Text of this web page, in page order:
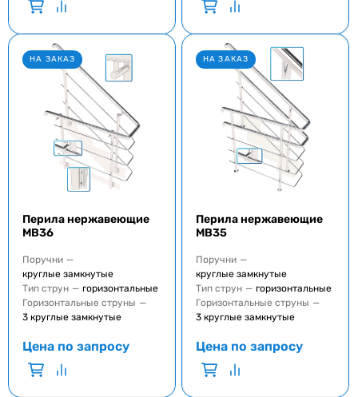
НА ЗАКАЗ
Перила нержавеющие
MB36
Поручни —
круглые замкнутые
Тип струн — горизонтальные
Горизонтальные струны —
3 круглые замкнутые
Цена по запросу
НА ЗАКАЗ
Перила нержавеющие
MB35
Поручни —
круглые замкнутые
Тип струн — горизонтальные
Горизонтальные струны —
3 круглые замкнутые
Цена по запросу